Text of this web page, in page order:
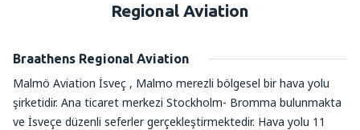
Regional Aviation
Braathens Regional Aviation
Malmö Aviation İsveç , Malmo merezli bölgesel bir hava yolu
şirketidir. Ana ticaret merkezi Stockholm- Bromma bulunmakta
ve İsveçe düzenli seferler gerçekleştirmektedir. Hava yolu 11